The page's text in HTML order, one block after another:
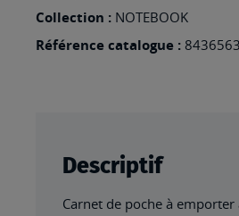
Collection : NOTEBOOK
Référence catalogue :
Descriptif
Carnet de poche à emporter